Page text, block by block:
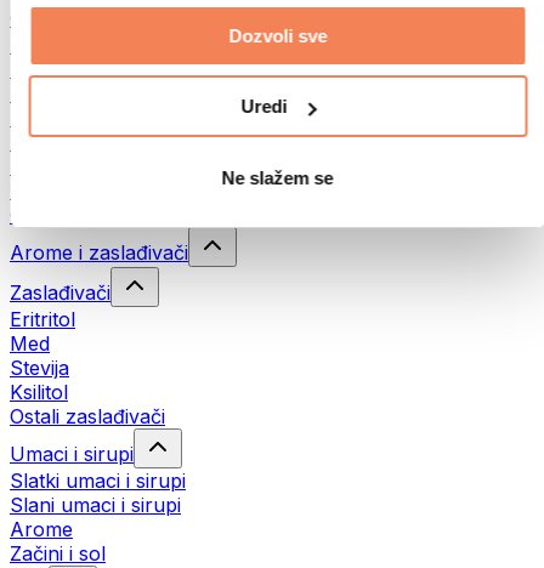
Dozvoli sve
Uredi
Ne slažem se
Grickalice
Suho meso
Proteinski čips
Ostali snackovi
Arome i zaslađivači
Zaslađivači
Eritritol
Med
Stevija
Ksilitol
Ostali zaslađivači
Umaci i sirupi
Slatki umaci i sirupi
Slani umaci i sirupi
Arome
Začini i sol